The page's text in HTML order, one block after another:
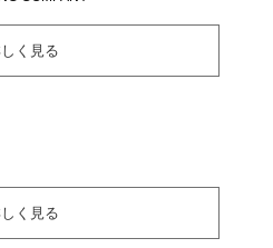
く見る
く見る